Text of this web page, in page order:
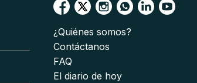
¿Quiénes somos?
Contáctanos
FAQ
El diario de hoy